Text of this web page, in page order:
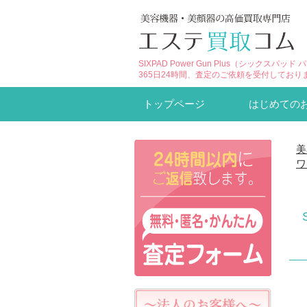
SIXPAD Power Gun Plus（シックスパッド
365日24時間、査定のご依頼を受付しており
トップページ はじめての